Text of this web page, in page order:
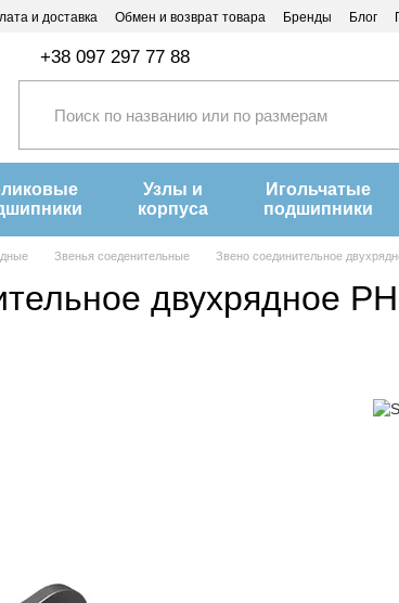
и доставка Обмен и возврат товара Бренды Блог
+38 097 297 77 88
Узлы и
корпуса
Игольчатые
подшипники
Звенья соеденительные Звено соединительное
двухрядное